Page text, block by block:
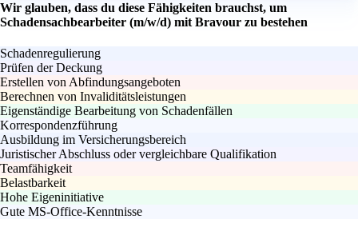
Wir glauben, dass du diese Fähigkeiten brauchst, um
Schadensachbearbeiter (m/w/d) mit Bravour zu bestehen
Schadenregulierung
Prüfen der Deckung
Erstellen von Abfindungsangeboten
Berechnen von Invaliditätsleistungen
Eigenständige Bearbeitung von Schadenfällen
Korrespondenzführung
Ausbildung im Versicherungsbereich
Juristischer Abschluss oder vergleichbare Qualifikation
Teamfähigkeit
Belastbarkeit
Hohe Eigeninitiative
Gute MS-Office-Kenntnisse